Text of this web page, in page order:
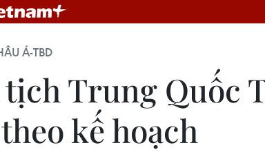
Á-TBD
Trung Quốc
kế hoạch